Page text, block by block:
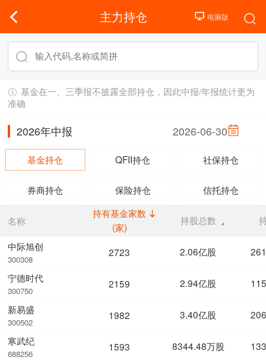
主力持仓
基金在一、三季报不披露全部持仓，因此中报/年报统计更为
准确
2026年中报 2026-06-30
基金持仓 QFII持仓 社保持仓
券商持仓 保险持仓 信托持仓
名称
中际旭创
300308
宁德时代
300750
新易盛
300502
寒武纪
688256
持有基金家数
(家)
持股总数
2723 2.06亿股
2159 2.94亿股
1982 3.40亿股
1593 8344.48万股